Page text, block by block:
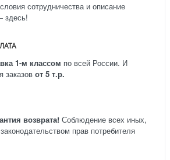
сотрудничества и описание
здесь!
1-м классом по всей России. И
заказов от 5 т.р.
возврата! Соблюдение всех иных,
прав потребителя